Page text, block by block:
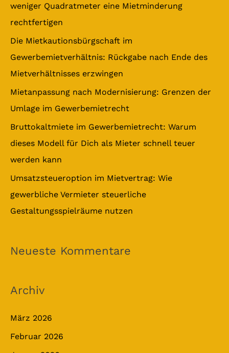
n
weniger Quadratmeter eine Mietminderung
rechtfertigen
Die Mietkautionsbürgschaft im
Gewerbemietverhältnis: Rückgabe nach Ende des
Mietverhältnisses erzwingen
Mietanpassung nach Modernisierung: Grenzen der
Umlage im Gewerbemietrecht
Bruttokaltmiete im Gewerbemietrecht: Warum
dieses Modell für Dich als Mieter schnell teuer
werden kann
Umsatzsteueroption im Mietvertrag: Wie
gewerbliche Vermieter steuerliche
Gestaltungsspielräume nutzen
Neueste Kommentare
Archiv
März 2026
Februar 2026